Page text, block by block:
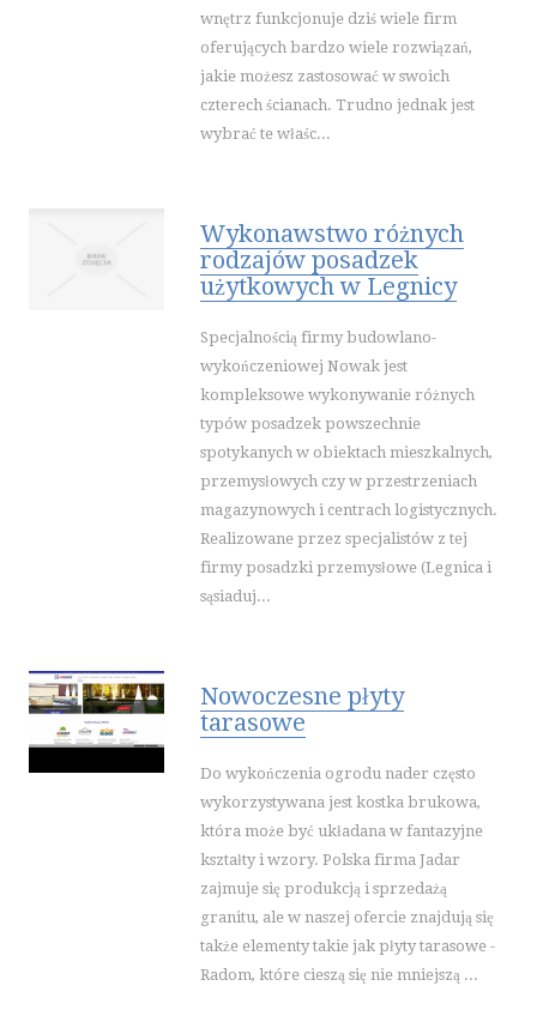
HOTELE I NOCLEGI
PODRÓŻE
WYPOCZYNEK
LECZENIE
SALONY KOSMETYCZNE
SPRZĘT MEDYCZNY
SOFTWARE
OPROGRAMOWANIE
STRONY INTERNETOWE
KONTAKT
wnętrz funkcjonuje dziś wiele firm
oferujących bardzo wiele rozwiązań,
jakie możesz zastosować w swoich
czterech ścianach. Trudno jednak jest
wybrać te właśc...
Wykonawstwo różnych
rodzajów posadzek
użytkowych w Legnicy
Specjalnością firmy budowlano-
wykończeniowej Nowak jest
kompleksowe wykonywanie różnych
typów posadzek powszechnie
spotykanych w obiektach mieszkalnych,
przemysłowych czy w przestrzeniach
magazynowych i centrach logistycznych.
Realizowane przez specjalistów z tej
firmy posadzki przemysłowe (Legnica i
sąsiaduj...
Nowoczesne płyty
tarasowe
Do wykończenia ogrodu nader często
wykorzystywana jest kostka brukowa,
która może być układana w fantazyjne
kształty i wzory. Polska firma Jadar
zajmuje się produkcją i sprzedażą
granitu, ale w naszej ofercie znajdują się
także elementy takie jak płyty tarasowe -
Radom, które cieszą się nie mniejszą ...